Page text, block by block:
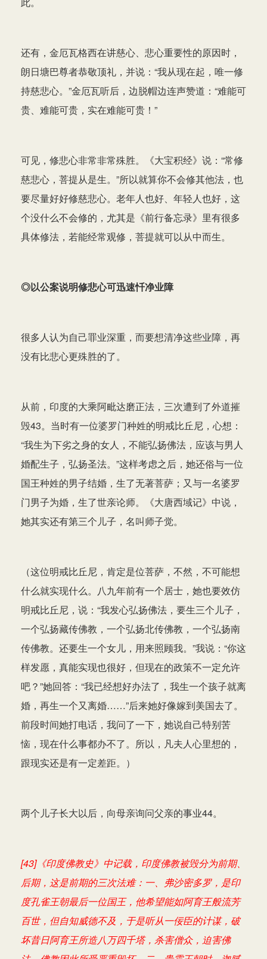
还有，金厄瓦格西在讲慈心、悲心重要性的原因时，
朗日塘巴尊者恭敬顶礼，并说：“我从现在起，唯一修
持慈悲心。”金厄瓦听后，边脱帽边连声赞道：“难能可
贵、难能可贵，实在难能可贵！”
可见，修悲心非常非常殊胜。《大宝积经》说：“常修
慈悲心，菩提从是生。”所以就算你不会修其他法，也
要尽量好好修慈悲心。老年人也好、年轻人也好，这
个没什么不会修的，尤其是《前行备忘录》里有很多
具体修法，若能经常观修，菩提就可以从中而生。
◎以公案说明修悲心可迅速忏净业障
很多人认为自己罪业深重，而要想清净这些业障，再
没有比悲心更殊胜的了。
从前，印度的大乘阿毗达磨正法，三次遭到了外道摧
毁43。当时有一位婆罗门种姓的明戒比丘尼，心想：
“我生为下劣之身的女人，不能弘扬佛法，应该与男人
婚配生子，弘扬圣法。”这样考虑之后，她还俗与一位
国王种姓的男子结婚，生了无著菩萨；又与一名婆罗
门男子为婚，生了世亲论师。《大唐西域记》中说，
她其实还有第三个儿子，名叫师子觉。
（这位明戒比丘尼，肯定是位菩萨，不然，不可能想
什么就实现什么。八九年前有一个居士，她也要效仿
明戒比丘尼，说：“我发心弘扬佛法，要生三个儿子，
一个弘扬藏传佛教，一个弘扬北传佛教，一个弘扬南
传佛教。还要生一个女儿，用来照顾我。”我说：“你这
样发愿，真能实现也很好，但现在的政策不一定允许
吧？”她回答：“我已经想好办法了，我生一个孩子就离
婚，再生一个又离婚……”后来她好像嫁到美国去了。
前段时间她打电话，我问了一下，她说自己特别苦
恼，现在什么事都办不了。所以，凡夫人心里想的，
跟现实还是有一定差距。）
两个儿子长大以后，向母亲询问父亲的事业44。
[43]《印度佛教史》中记载，印度佛教被毁分为前期、
后期，这是前期的三次法难：一、弗沙密多罗，是印
度孔雀王朝最后一位国王，他希望能如阿育王般流芳
百世，但自知威德不及，于是听从一佞臣的计谋，破
坏昔日阿育王所造八万四千塔，杀害僧众，迫害佛